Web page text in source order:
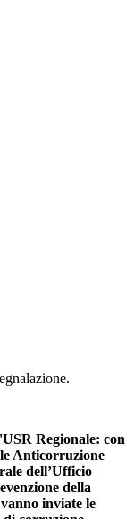
Regionale: con
Anticorruzione
dell’Ufficio
della
inviate le